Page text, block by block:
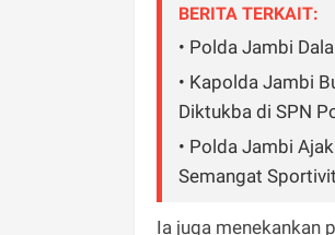
BERITA TERKAIT:
• Polda Jambi
• Kapolda Jambi
Diktukba di SPN
• Polda Jambi
Semangat
Ia juga menekankan